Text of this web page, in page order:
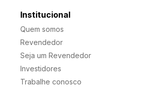
Institucional
Quem somos
Revendedor
Seja um Revendedor
Investidores
Trabalhe conosco